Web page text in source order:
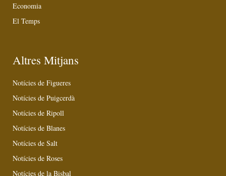
Economia
El Temps
Altres Mitjans
Notícies de Figueres
Notícies de Puigcerdà
Notícies de Ripoll
Notícies de Blanes
Notícies de Salt
Notícies de Roses
Notícies de la Bisbal